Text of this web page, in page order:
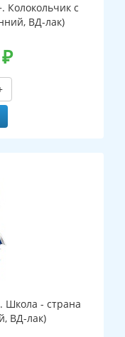
Колокольчик с
ВД-лак)
₽
Школа - страна
ВД-лак)